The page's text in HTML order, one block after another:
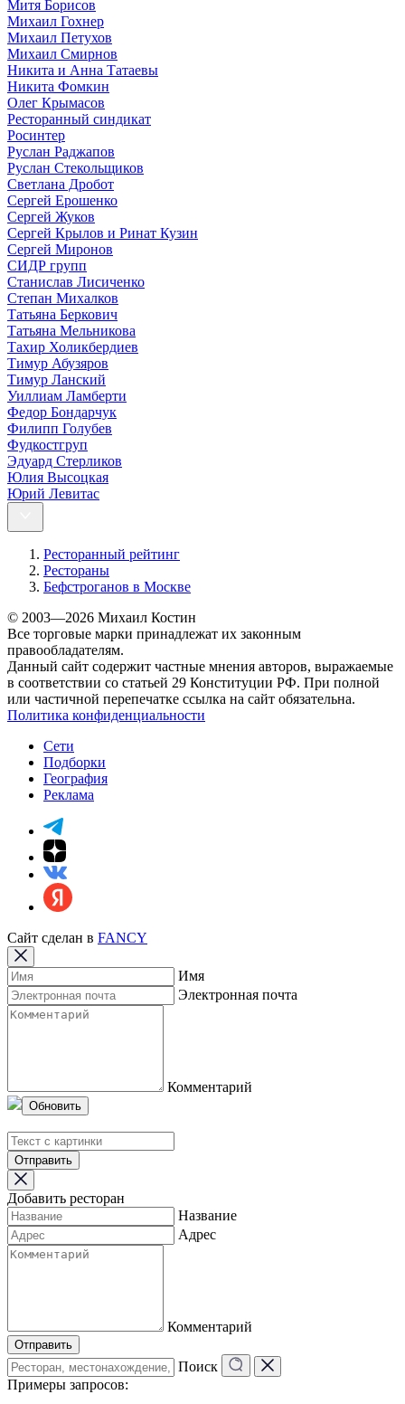
Митя Борисов
Михаил Гохнер
Михаил Петухов
Михаил Смирнов
Никита и Анна Татаевы
Никита Фомкин
Олег Крымасов
Ресторанный синдикат
Росинтер
Руслан Раджапов
Руслан Стекольщиков
Светлана Дробот
Сергей Ерошенко
Сергей Жуков
Сергей Крылов и Ринат Кузин
Сергей Миронов
СИДР групп
Станислав Лисиченко
Степан Михалков
Татьяна Беркович
Татьяна Мельникова
Тахир Холикбердиев
Тимур Абузяров
Тимур Ланский
Уиллиам Ламберти
Федор Бондарчук
Филипп Голубев
Фудкостгруп
Эдуард Стерликов
Юлия Высоцкая
Юрий Левитас
Ресторанный рейтинг
Рестораны
Бефстроганов в Москве
© 2003—2026 Михаил Костин
Все торговые марки принадлежат их законным
правообладателям.
Данный сайт содержит частные мнения авторов, выражаемые
в соответствии со статьей 29 Конституции РФ. При полной
или частичной перепечатке ссылка на сайт обязательна.
Политика конфиденциальности
Сети
Подборки
География
Реклама
Сайт сделан в FANCY
Имя
Электронная почта
Комментарий
Обновить
Отправить
Добавить ресторан
Название
Адрес
Комментарий
Отправить
Поиск
Примеры запросов: